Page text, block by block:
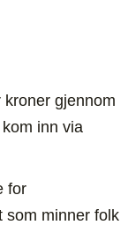
gjennom
inn via
for
som minner folk